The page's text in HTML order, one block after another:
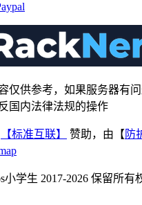
仅供参考，如果服务器有
国内法律法规的操作
【标准互联】 赞助，由【 防
小学生 2017-2026 保留所有